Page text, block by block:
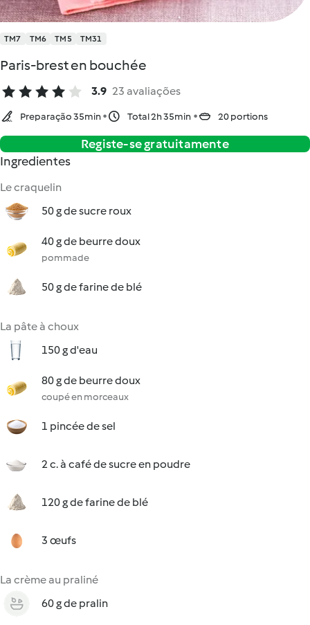
TM7 TM6 TM5 TM31
Paris-brest en bouchée
3.9 23 avaliações
Preparação 35min Total 2h 35min 20 portions
Registe-se gratuitamente
Ingredientes
Le craquelin
50 g de sucre roux
40 g de beurre doux
pommade
50 g de farine de blé
La pâte à choux
150 g d'eau
80 g de beurre doux
coupé en morceaux
1 pincée de sel
2 c. à café de sucre en poudre
120 g de farine de blé
3 œufs
La crème au praliné
60 g de pralin